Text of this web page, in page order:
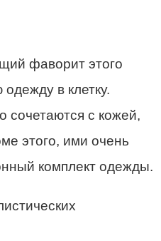
фаворит этого
в клетку.
сочетаются с кожей,
этого, ими очень
комплект одежды.